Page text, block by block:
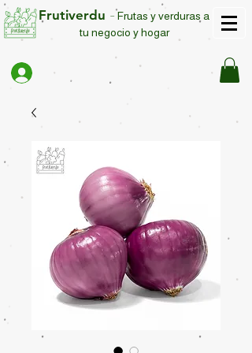
Frutiverdu - Frutas y verduras a
tu negocio y hogar